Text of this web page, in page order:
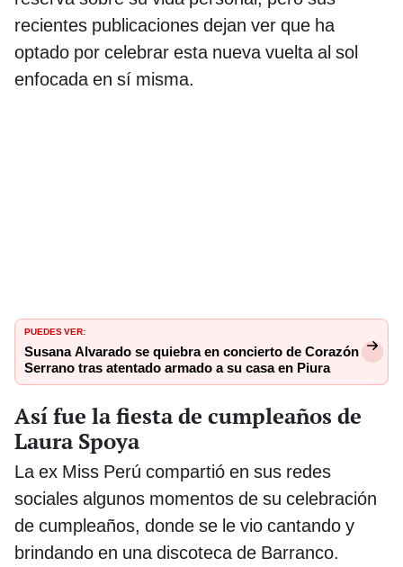
recientes publicaciones dejan ver que ha
optado por celebrar esta nueva vuelta al sol
enfocada en sí misma.
PUEDES VER:
Susana Alvarado se quiebra en concierto de Corazón
Serrano tras atentado armado a su casa en Piura
Así fue la fiesta de cumpleaños de
Laura Spoya
La ex Miss Perú compartió en sus redes
sociales algunos momentos de su celebración
de cumpleaños, donde se le vio cantando y
brindando en una discoteca de Barranco.